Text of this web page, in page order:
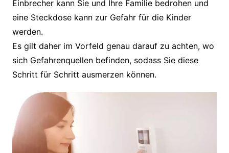
Einbrecher kann Sie und Ihre Familie bedrohen und
eine Steckdose kann zur Gefahr für die Kinder
werden.
Es gilt daher im Vorfeld genau darauf zu achten, wo
sich Gefahrenquellen befinden, sodass Sie diese
Schritt für Schritt ausmerzen können.